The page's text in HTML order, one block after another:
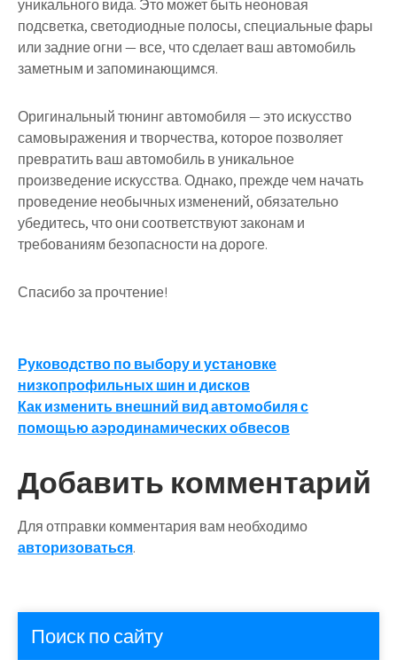
уникального вида. Это может быть неоновая
подсветка, светодиодные полосы, специальные фары
или задние огни — все, что сделает ваш автомобиль
заметным и запоминающимся.
Оригинальный тюнинг автомобиля — это искусство
самовыражения и творчества, которое позволяет
превратить ваш автомобиль в уникальное
произведение искусства. Однако, прежде чем начать
проведение необычных изменений, обязательно
убедитесь, что они соответствуют законам и
требованиям безопасности на дороге.
Спасибо за прочтение!
Навигация
по
записям
Руководство по выбору и установке
низкопрофильных шин и дисков
Как изменить внешний вид автомобиля с
помощью аэродинамических обвесов
Добавить комментарий
Для отправки комментария вам необходимо
авторизоваться.
Поиск по сайту